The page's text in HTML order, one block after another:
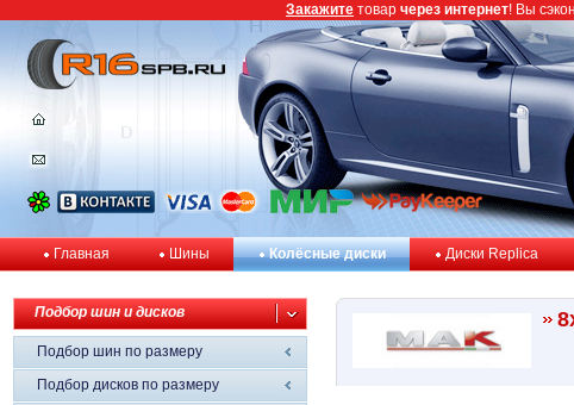
Главная Шины Колёсные диски Диски Replica
Подбор шин и дисков
Подбор шин по размеру
Подбор дисков по размеру
Закажите товар через интернет! Вы